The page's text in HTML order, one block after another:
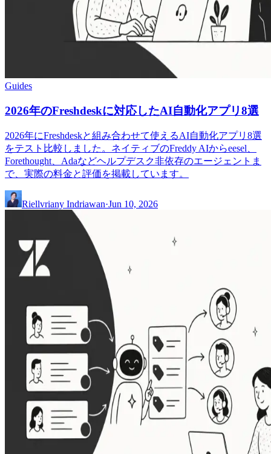
Guides
2026年のFreshdeskに対応したAI自動化アプリ8選
2026年にFreshdeskと組み合わせて使えるAI自動化アプリ8選
をテスト比較しました。ネイティブのFreddy AIからeesel、
Forethought、Adaなどヘルプデスク非依存のエージェントま
で、実際の料金と評価を掲載しています。
Riellvriany Indriawan·Jun 10, 2026